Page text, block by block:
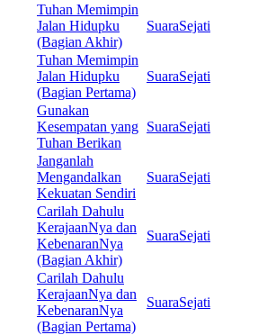
Tuhan Memimpin
Jalan Hidupku
(Bagian Akhir)
SuaraSejati
Tuhan Memimpin
Jalan Hidupku
(Bagian Pertama)
SuaraSejati
Gunakan
Kesempatan yang
Tuhan Berikan
SuaraSejati
Janganlah
Mengandalkan
Kekuatan Sendiri
SuaraSejati
Carilah Dahulu
KerajaanNya dan
KebenaranNya
(Bagian Akhir)
SuaraSejati
Carilah Dahulu
KerajaanNya dan
KebenaranNya
(Bagian Pertama)
SuaraSejati